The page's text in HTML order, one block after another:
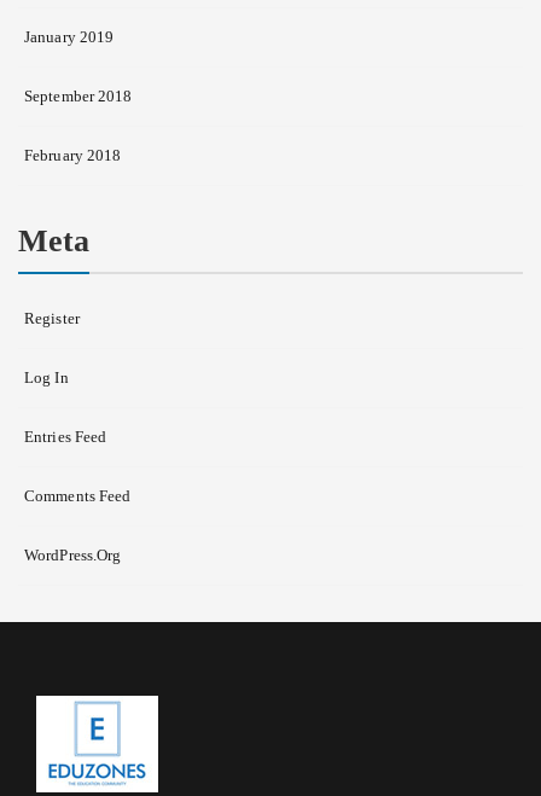
January 2019
September 2018
February 2018
Meta
Register
Log In
Entries Feed
Comments Feed
WordPress.org